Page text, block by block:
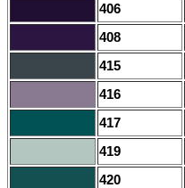
406
408
415
416
417
419
420